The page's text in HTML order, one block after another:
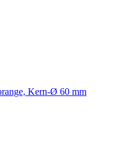
Kern-Ø 60 mm